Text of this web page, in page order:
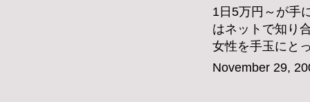
1日5万円～が手
はネットで知り
女性を手玉にと
November 29,